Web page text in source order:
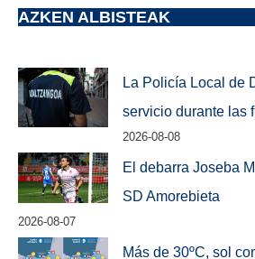
AZKEN ALBISTEAK
La Policía Local de
servicio durante las
2026-08-08
El debarra Joseba
SD Amorebieta
2026-08-07
Más de 30ºC, sol